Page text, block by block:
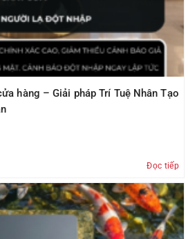
hàng – Giải pháp Trí Tuệ Nhân Tạo
Đọc tiếp